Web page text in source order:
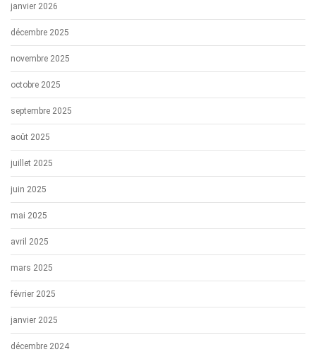
janvier 2026
décembre 2025
novembre 2025
octobre 2025
septembre 2025
août 2025
juillet 2025
juin 2025
mai 2025
avril 2025
mars 2025
février 2025
janvier 2025
décembre 2024